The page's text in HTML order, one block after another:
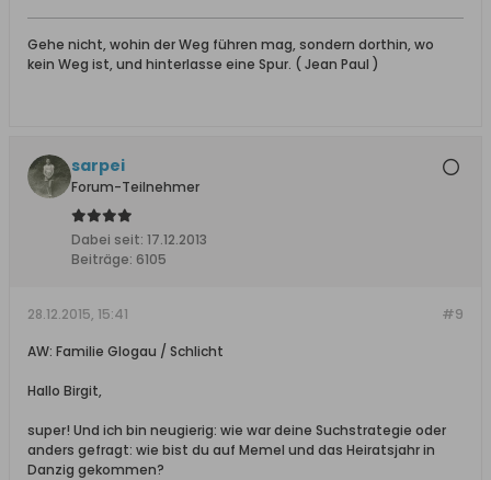
Gehe nicht, wohin der Weg führen mag, sondern dorthin, wo
kein Weg ist, und hinterlasse eine Spur. ( Jean Paul )
sarpei
Forum-Teilnehmer
Dabei seit: 17.12.2013
Beiträge: 6105
#9
28.12.2015, 15:41
AW: Familie Glogau / Schlicht
Hallo Birgit,
super! Und ich bin neugierig: wie war deine Suchstrategie oder
anders gefragt: wie bist du auf Memel und das Heiratsjahr in
Danzig gekommen?